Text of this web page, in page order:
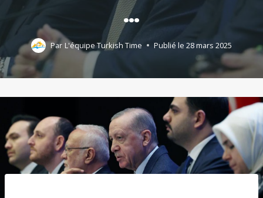
…
Par L'équipe Turkish Time Publié le 28 mars 2025